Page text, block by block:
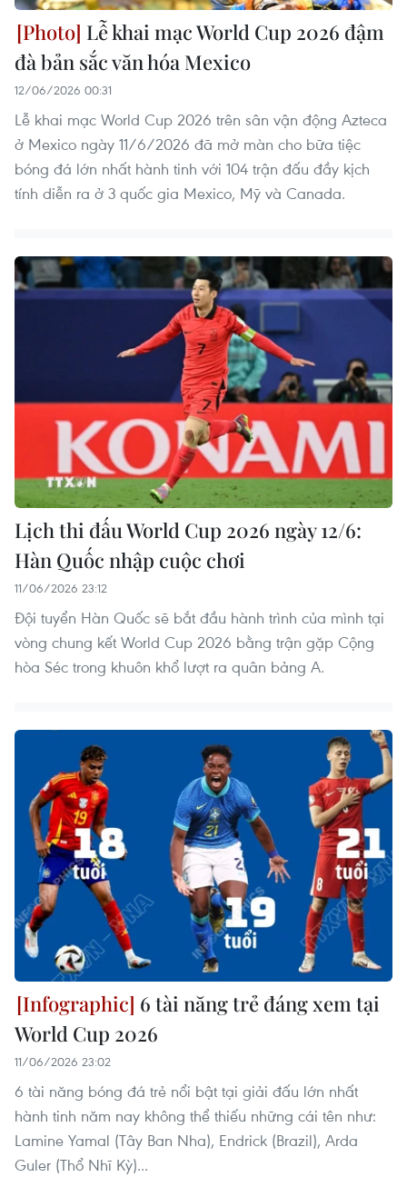
Lễ khai mạc World Cup 2026 đậm
đà bản sắc văn hóa Mexico
12/06/2026 00:31
Lễ khai mạc World Cup 2026 trên sân vận động Azteca
ở Mexico ngày 11/6/2026 đã mở màn cho bữa tiệc
bóng đá lớn nhất hành tinh với 104 trận đấu đầy kịch
tính diễn ra ở 3 quốc gia Mexico, Mỹ và Canada.
Lịch thi đấu World Cup 2026 ngày 12/6:
Hàn Quốc nhập cuộc chơi
11/06/2026 23:12
Đội tuyển Hàn Quốc sẽ bắt đầu hành trình của mình tại
vòng chung kết World Cup 2026 bằng trận gặp Cộng
hòa Séc trong khuôn khổ lượt ra quân bảng A.
6 tài năng trẻ đáng xem tại
World Cup 2026
11/06/2026 23:02
6 tài năng bóng đá trẻ nổi bật tại giải đấu lớn nhất
hành tinh năm nay không thể thiếu những cái tên như:
Lamine Yamal (Tây Ban Nha), Endrick (Brazil), Arda
Guler (Thổ Nhĩ Kỳ)...